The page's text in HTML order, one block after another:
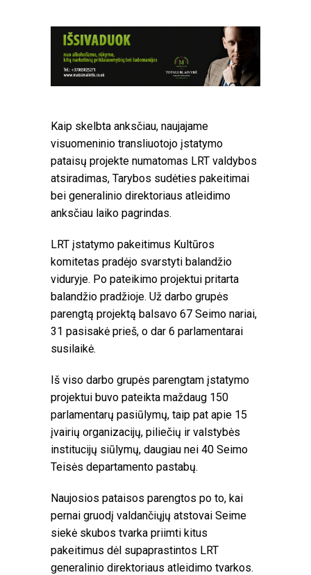
Kaip skelbta anksčiau, naujajame
visuomeninio transliuotojo įstatymo
pataisų projekte numatomas LRT valdybos
atsiradimas, Tarybos sudėties pakeitimai
bei generalinio direktoriaus atleidimo
anksčiau laiko pagrindas.
LRT įstatymo pakeitimus Kultūros
komitetas pradėjo svarstyti balandžio
viduryje. Po pateikimo projektui pritarta
balandžio pradžioje. Už darbo grupės
parengtą projektą balsavo 67 Seimo nariai,
31 pasisakė prieš, o dar 6 parlamentarai
susilaikė.
Iš viso darbo grupės parengtam įstatymo
projektui buvo pateikta maždaug 150
parlamentarų pasiūlymų, taip pat apie 15
įvairių organizacijų, piliečių ir valstybės
institucijų siūlymų, daugiau nei 40 Seimo
Teisės departamento pastabų.
Naujosios pataisos parengtos po to, kai
pernai gruodį valdančiųjų atstovai Seime
siekė skubos tvarka priimti kitus
pakeitimus dėl supaprastintos LRT
generalinio direktoriaus atleidimo tvarkos.